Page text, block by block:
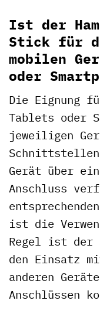
Ist der
Stick für
mobilen
oder
Die Eignung
Tablets oder
jeweiligen
Schnittstellen
Gerät über
Anschluss
ist die
Regel ist der
den Einsatz
anderen
Anschlüssen